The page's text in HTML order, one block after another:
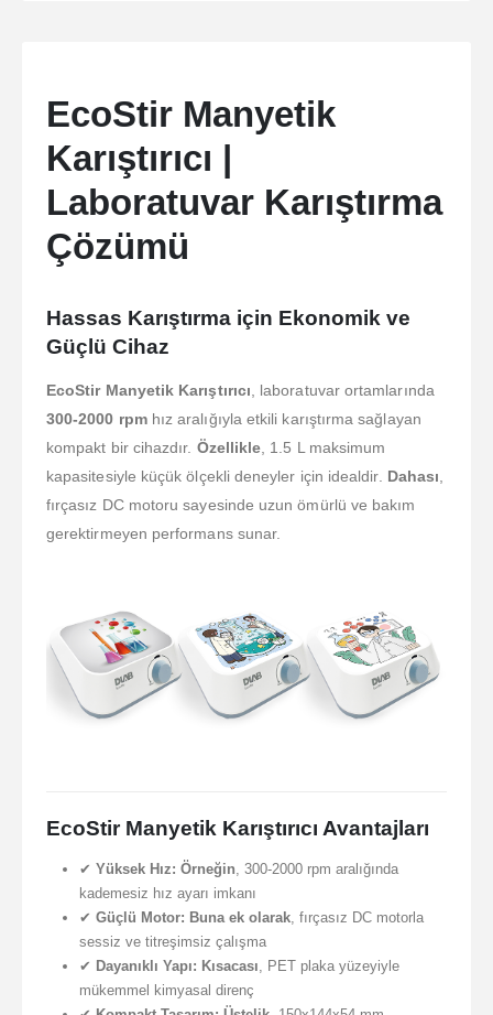
EcoStir Manyetik
Karıştırıcı |
Laboratuvar Karıştırma
Çözümü
Hassas Karıştırma için Ekonomik ve
Güçlü Cihaz
EcoStir Manyetik Karıştırıcı , laboratuvar ortamlarında
300-2000 rpmhız aralığıyla etkili karıştırma sağlayan
kompakt bir cihazdır. Özellikle , 1.5 L maksimum
kapasitesiyle küçük ölçekli deneyler için idealdir. Dahası
fırçasız DC motoru sayesinde uzun ömürlü ve bakım
gerektirmeyen performans sunar.
EcoStir Manyetik Karıştırıcı Avantajları
✔ Yüksek Hız: Örneğin, 300-2000 rpm aralığında
kademesiz hız ayarı imkanı
✔ Güçlü Motor: Buna ek olarak, fırçasız DC motorla
sessiz ve titreşimsiz çalışma
✔ Dayanıklı Yapı: Kısacası, PET plaka yüzeyiyle
mükemmel kimyasal direnç